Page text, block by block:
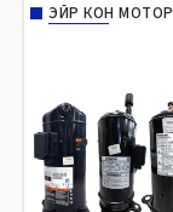
ЭЙР КОН МОТОР